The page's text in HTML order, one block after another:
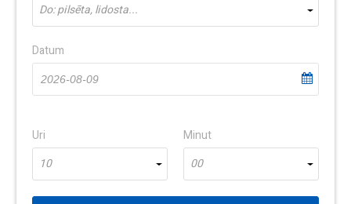
Do: pilsēta, lidosta...
Datum
Uri
10
Minut
00